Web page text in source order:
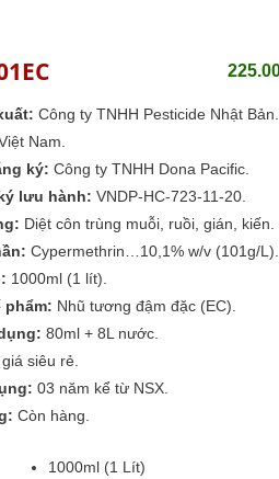
Công ty TNHH Pesticide Nhật Bản.
Nam.
ký: Công ty TNHH Dona Pacific.
lưu hành: VNDP-HC-723-11-20.
Diệt côn trùng muỗi, ruồi, gián, kiến.
Cypermethrin…10,1% w/v (101g/L).
1000ml (1 lít).
phẩm: Nhũ tương đậm đặc (EC).
80ml + 8L nước.
giá siêu rẻ.
03 năm kể từ NSX.
Còn hàng.
1000ml (1 Lít)